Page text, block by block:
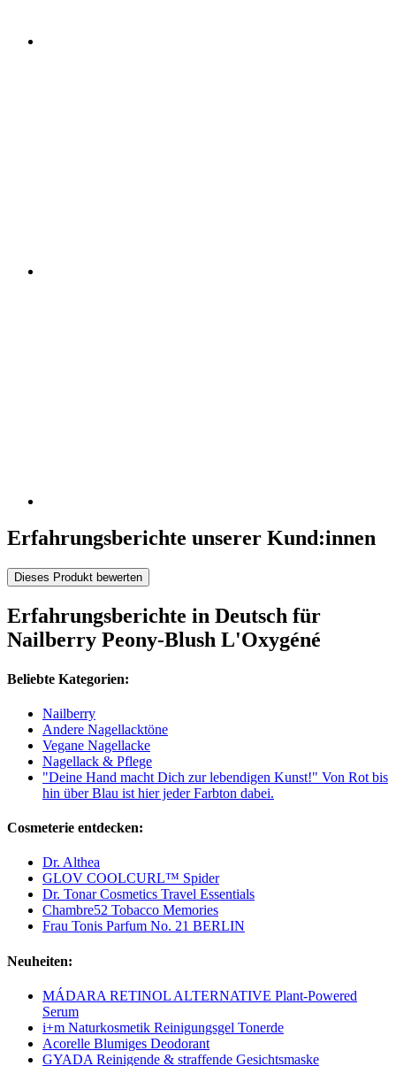
Erfahrungsberichte unserer Kund:innen
Dieses Produkt bewerten
Erfahrungsberichte in Deutsch für
Nailberry Peony-Blush L'Oxygéné
Beliebte Kategorien:
Nailberry
Andere Nagellacktöne
Vegane Nagellacke
Nagellack & Pflege
"Deine Hand macht Dich zur lebendigen Kunst!" Von Rot bis
hin über Blau ist hier jeder Farbton dabei.
Cosmeterie entdecken:
Dr. Althea
GLOV COOLCURL™ Spider
Dr. Tonar Cosmetics Travel Essentials
Chambre52 Tobacco Memories
Frau Tonis Parfum No. 21 BERLIN
Neuheiten:
MÁDARA RETINOL ALTERNATIVE Plant-Powered
Serum
i+m Naturkosmetik Reinigungsgel Tonerde
Acorelle Blumiges Deodorant
GYADA Reinigende & straffende Gesichtsmaske